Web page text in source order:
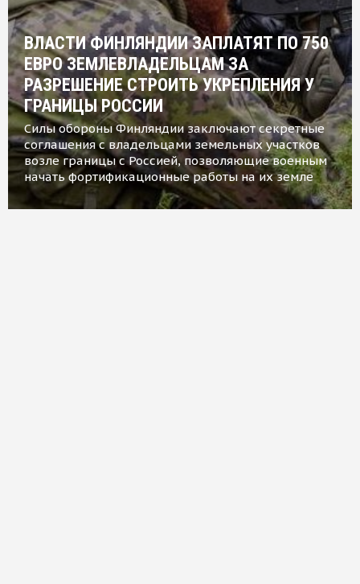
ВЛАСТИ ФИНЛЯНДИИ ЗАПЛАТЯТ ПО 750
ЕВРО ЗЕМЛЕВЛАДЕЛЬЦАМ ЗА
РАЗРЕШЕНИЕ СТРОИТЬ УКРЕПЛЕНИЯ У
ГРАНИЦЫ РОССИИ
Силы обороны Финляндии заключают секретные
соглашения с владельцами земельных участков
возле границы с Россией, позволяющие военным
начать фортификационные работы на их земле